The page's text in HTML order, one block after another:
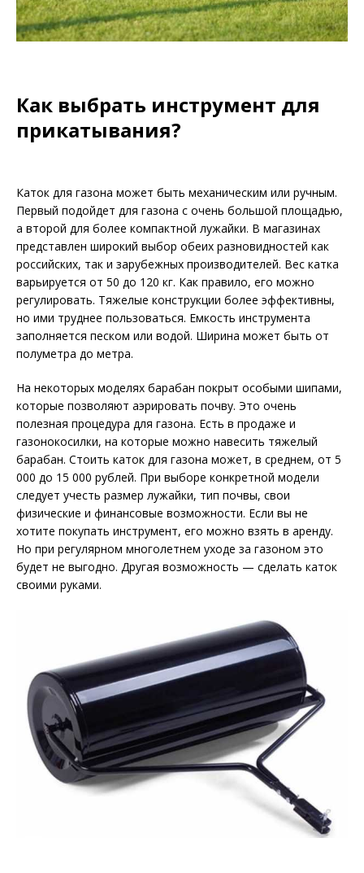
Как выбрать инструмент для
прикатывания?
Каток для газона может быть механическим или ручным.
Первый подойдет для газона с очень большой площадью,
а второй для более компактной лужайки. В магазинах
представлен широкий выбор обеих разновидностей как
российских, так и зарубежных производителей. Вес катка
варьируется от 50 до 120 кг. Как правило, его можно
регулировать. Тяжелые конструкции более эффективны,
но ими труднее пользоваться. Емкость инструмента
заполняется песком или водой. Ширина может быть от
полуметра до метра.
На некоторых моделях барабан покрыт особыми шипами,
которые позволяют аэрировать почву. Это очень
полезная процедура для газона. Есть в продаже и
газонокосилки, на которые можно навесить тяжелый
барабан. Стоить каток для газона может, в среднем, от 5
000 до 15 000 рублей. При выборе конкретной модели
следует учесть размер лужайки, тип почвы, свои
физические и финансовые возможности. Если вы не
хотите покупать инструмент, его можно взять в аренду.
Но при регулярном многолетнем уходе за газоном это
будет не выгодно. Другая возможность — сделать каток
своими руками.